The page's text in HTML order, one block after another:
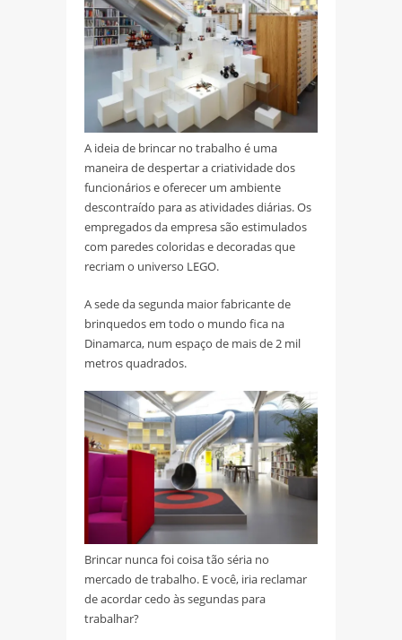
A ideia de brincar no trabalho é uma
maneira de despertar a criatividade dos
funcionários e oferecer um ambiente
descontraído para as atividades diárias. Os
empregados da empresa são estimulados
com paredes coloridas e decoradas que
recriam o universo LEGO.
A sede da segunda maior fabricante de
brinquedos em todo o mundo fica na
Dinamarca, num espaço de mais de 2 mil
metros quadrados.
Brincar nunca foi coisa tão séria no
mercado de trabalho. E você, iria reclamar
de acordar cedo às segundas para
trabalhar?